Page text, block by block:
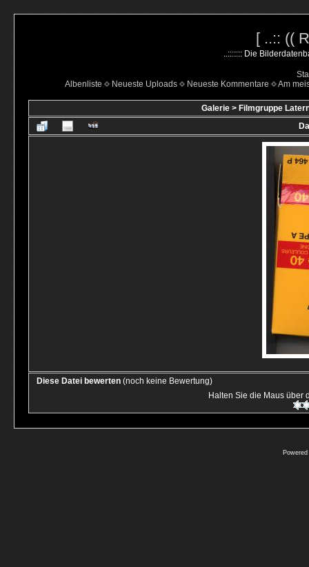
[ ..:: ((
..::::::: Die
Albenliste
Neueste Uploads Neueste Kommentare Am
Galerie > Filmgruppe
Diese Datei bewerten (noch keine Bewertung)
Halten Sie die Maus über